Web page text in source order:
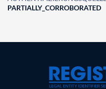
PARTIALLY_CORROBORATED